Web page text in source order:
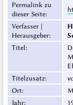
Permalink zu
dieser Seite:
Verfasser |
Herausgeber:
Titel:
Titelzusatz:
Ort:
Jahr: